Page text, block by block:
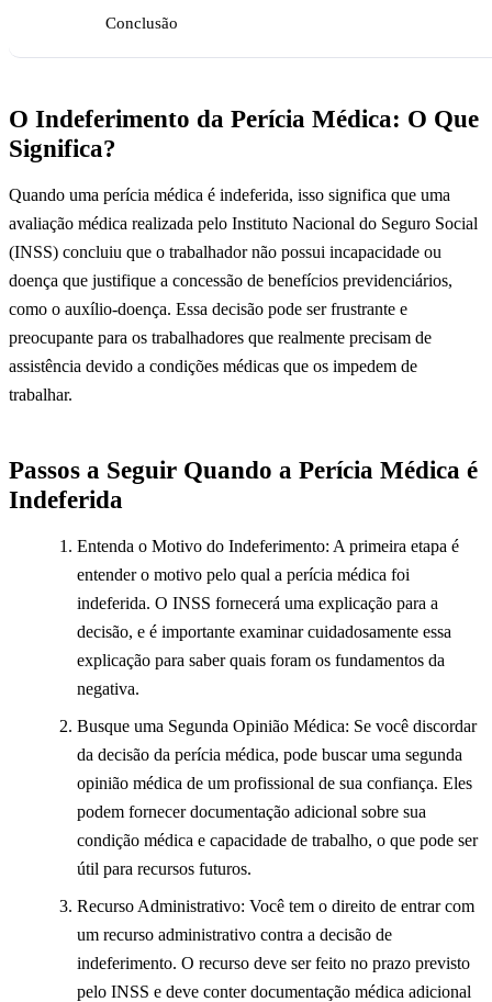
Conclusão
O Indeferimento da Perícia Médica: O Que
Significa?
Quando uma perícia médica é indeferida, isso significa que uma
avaliação médica realizada pelo Instituto Nacional do Seguro Social
(INSS) concluiu que o trabalhador não possui incapacidade ou
doença que justifique a concessão de benefícios previdenciários,
como o auxílio-doença. Essa decisão pode ser frustrante e
preocupante para os trabalhadores que realmente precisam de
assistência devido a condições médicas que os impedem de
trabalhar.
Passos a Seguir Quando a Perícia Médica é
Indeferida
Entenda o Motivo do Indeferimento: A primeira etapa é
entender o motivo pelo qual a perícia médica foi
indeferida. O INSS fornecerá uma explicação para a
decisão, e é importante examinar cuidadosamente essa
explicação para saber quais foram os fundamentos da
negativa.
Busque uma Segunda Opinião Médica: Se você discordar
da decisão da perícia médica, pode buscar uma segunda
opinião médica de um profissional de sua confiança. Eles
podem fornecer documentação adicional sobre sua
condição médica e capacidade de trabalho, o que pode ser
útil para recursos futuros.
Recurso Administrativo: Você tem o direito de entrar com
um recurso administrativo contra a decisão de
indeferimento. O recurso deve ser feito no prazo previsto
pelo INSS e deve conter documentação médica adicional